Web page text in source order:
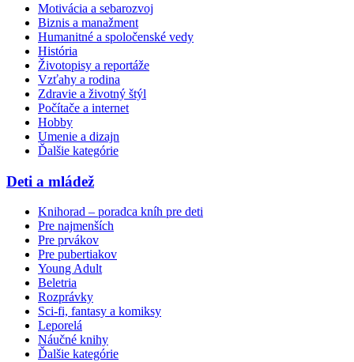
Motivácia a sebarozvoj
Biznis a manažment
Humanitné a spoločenské vedy
História
Životopisy a reportáže
Vzťahy a rodina
Zdravie a životný štýl
Počítače a internet
Hobby
Umenie a dizajn
Ďalšie kategórie
Deti a mládež
Knihorad – poradca kníh pre deti
Pre najmenších
Pre prvákov
Pre pubertiakov
Young Adult
Beletria
Rozprávky
Sci-fi, fantasy a komiksy
Leporelá
Náučné knihy
Ďalšie kategórie